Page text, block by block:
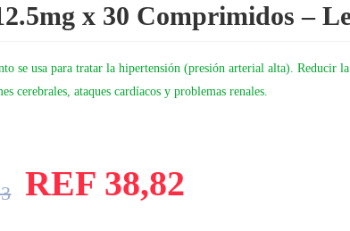
x 30 Comprimidos –
se usa para tratar la hipertensión (presión arterial alta). Reducir
cerebrales, ataques cardíacos y problemas renales.
REF 38,82